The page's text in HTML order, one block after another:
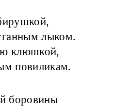
лыком.
клюшкой,
повиликам.
боровины